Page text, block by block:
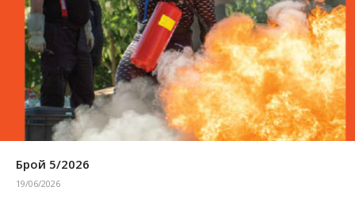
Брой 5/2026
19/06/2026